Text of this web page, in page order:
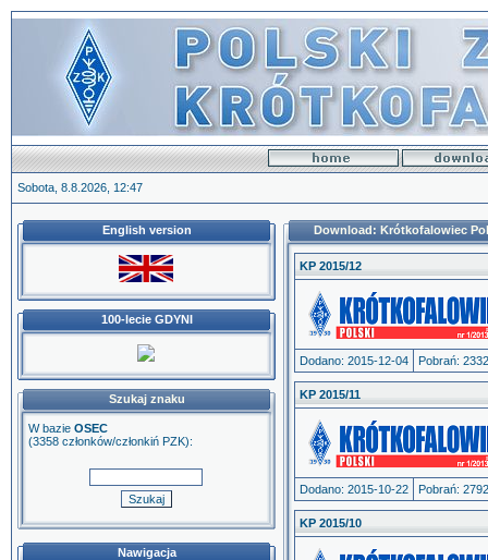
Sobota, 8.8.2026, 12:47
English version
100-lecie GDYNI
Szukaj znaku
W bazie OSEC
(3358 członków/członkiń PZK):
Nawigacja
Download: Krótkofalowiec
KP 2015/12
Dodano: 2015-12-04 Pobrań: 2332
KP 2015/11
Dodano: 2015-10-22 Pobrań: 2792
KP 2015/10